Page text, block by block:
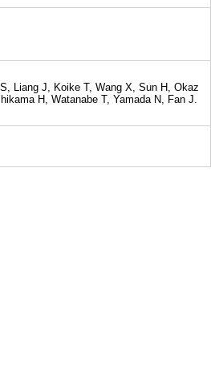
Liang J, Koike T, Wang X, Sun H, Okaz
H, Watanabe T, Yamada N, Fan J.